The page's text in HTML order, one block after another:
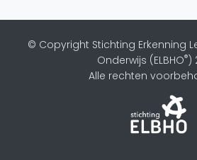
© Copyright Stichting Erkenning
Onderwijs (ELBHO®)
Alle rechten